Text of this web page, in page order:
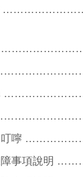
麼辦?
清單
勵清單
）的叮嚀
益保障事項